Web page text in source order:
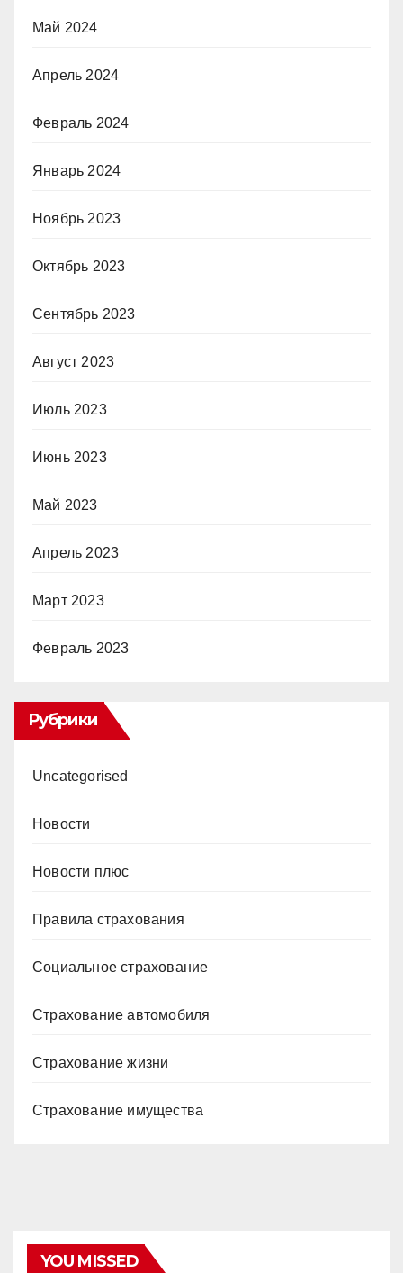
Май 2024
Апрель 2024
Февраль 2024
Январь 2024
Ноябрь 2023
Октябрь 2023
Сентябрь 2023
Август 2023
Июль 2023
Июнь 2023
Май 2023
Апрель 2023
Март 2023
Февраль 2023
Рубрики
Uncategorised
Новости
Новости плюс
Правила страхования
Социальное страхование
Страхование автомобиля
Страхование жизни
Страхование имущества
YOU MISSED